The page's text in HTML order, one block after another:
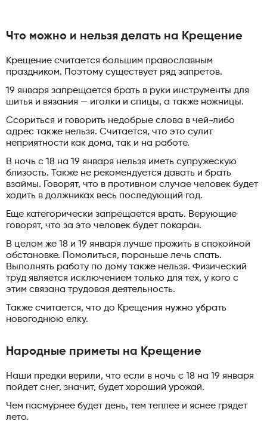
Что можно и нельзя делать на Крещение
Крещение считается большим православным
праздником. Поэтому существует ряд запретов.
19 января запрещается брать в руки инструменты для
шитья и вязания — иголки и спицы, а также ножницы.
Ссориться и говорить недобрые слова в чей-либо
адрес также нельзя. Считается, что это сулит
неприятности как дома, так и на работе.
В ночь с 18 на 19 января нельзя иметь супружескую
близость. Также не рекомендуется давать и брать
взаймы. Говорят, что в противном случае человек будет
ходить в должниках весь последующий год.
Еще категорически запрещается врать. Верующие
говорят, что за это человек будет покаран.
В целом же 18 и 19 января лучше прожить в спокойной
обстановке. Помолиться, пораньше лечь спать.
Выполнять работу по дому также нельзя. Физический
труд является исключением только для тех, у кого с
этим связана трудовая деятельность.
Также считается, что до Крещения нужно убрать
новогоднюю елку.
Народные приметы на Крещение
Наши предки верили, что если в ночь с 18 на 19 января
пойдет снег, значит, будет хороший урожай.
Чем пасмурнее будет день, тем теплее и яснее грядет
лето.